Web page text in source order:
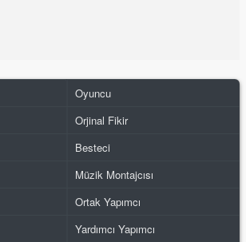
Oyuncu
Orjinal Fikir
Besteci
Müzik Montajcısı
Ortak Yapımcı
Yardımcı Yapımcı